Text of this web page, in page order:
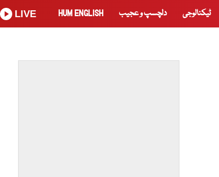
ٹیکنالوجی دلچسپ و عجیب HUM ENGLISH
LIVE